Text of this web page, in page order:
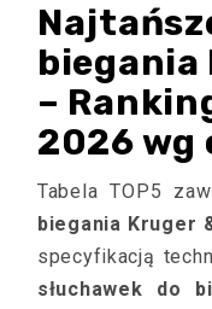
biegania
–
2026 wg
Tabela TOP5
biegania Kruger
specyfikacją
słuchawek do